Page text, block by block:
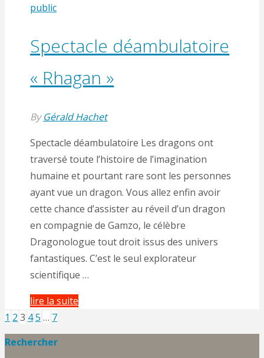
public
Spectacle déambulatoire
« Rhagan »
By Gérald Hachet
Spectacle déambulatoire Les dragons ont
traversé toute l’histoire de l’imagination
humaine et pourtant rare sont les personnes
ayant vue un dragon. Vous allez enfin avoir
cette chance d’assister au réveil d’un dragon
en compagnie de Gamzo, le célèbre
Dragonologue tout droit issus des univers
fantastiques. C’est le seul explorateur
scientifique …
lire la suite
« Rhagan »"
Pagination
1 2 3 45 … 7
Rechercher